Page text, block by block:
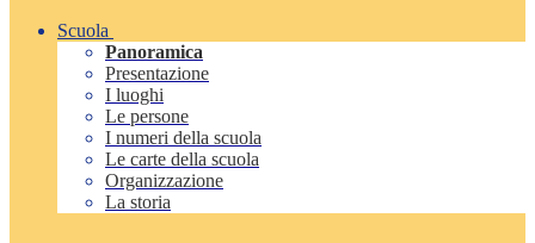
Scuola
Panoramica
Presentazione
I luoghi
Le persone
I numeri della scuola
Le carte della scuola
Organizzazione
La storia